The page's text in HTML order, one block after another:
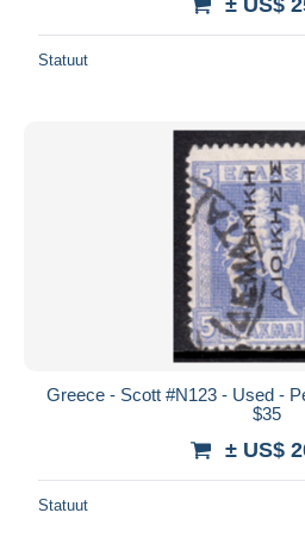
Statuut
Greece - Scott #N123 - Used -
$35
± US$
Statuut